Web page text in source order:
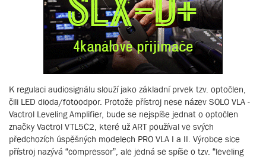
K regulaci audiosignálu slouží jako základní prvek tzv. optočlen,
čili LED dioda/fotoodpor. Protože přístroj nese název SOLO VLA -
Vactrol Leveling Amplifier, bude se nejspíše jednat o optočlen
značky Vactrol VTL5C2, které už ART používal ve svých
předchozích úspěšných modelech PRO VLA I a II. Výrobce sice
přístroj nazývá “compressor”, ale jedná se spíše o tzv. “leveling